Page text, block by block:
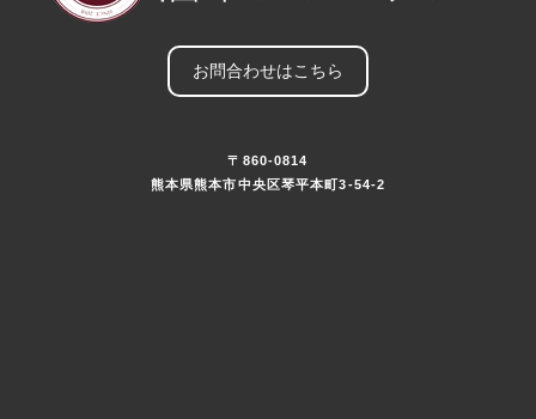
お問合わせはこちら
〒860-0814
熊本県熊本市中央区琴平本町3-54-2